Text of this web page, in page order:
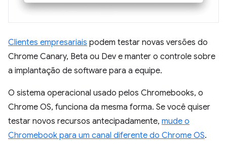
Clientes empresariais podem testar novas versões do
Chrome Canary, Beta ou Dev e manter o controle sobre
a implantação de software para a equipe.
O sistema operacional usado pelos Chromebooks, o
Chrome OS, funciona da mesma forma. Se você quiser
testar novos recursos antecipadamente, mude o
Chromebook para um canal diferente do Chrome OS.